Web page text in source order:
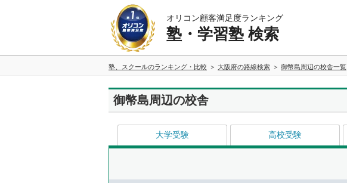
オリコン顧客満足度ランキング
塾・学習塾 検索
塾、スクールのランキング・比較 大阪府の路線検索 御幣島周辺の校舎一覧
御幣島周辺の校舎
大学受験 高校受験